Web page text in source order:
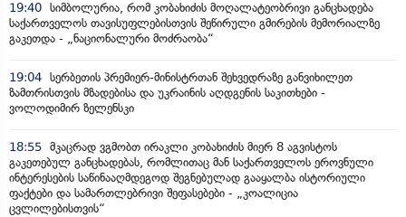
19:40 სიმბოლურია, რომ კობახიძის მოღალატეობრივი განცხადება
საქართველოს თავისუფლებისთვის შეწირული გმირების მემორიალზე
გაკეთდა - „ნაციონალური მოძრაობა“
19:04 სერბეთის პრემიერ-მინისტრთან შეხვედრაზე განვიხილეთ
ზამთრისთვის მზადებისა და უკრაინის აღდგენის საკითხები -
ვოლოდიმირ ზელენსკი
18:55 მკაცრად ვგმობთ ირაკლი კობახიძის მიერ 8 აგვისტოს
გაკეთებულ განცხადებას, რომლითაც მან საქართველოს ეროვნული
ინტერესების საწინააღმდეგოდ შეგნებულად გააყალბა ისტორიული
ფაქტები და სამართლებრივი შეფასებები - „კოალიცია
ცვლილებისთვის“